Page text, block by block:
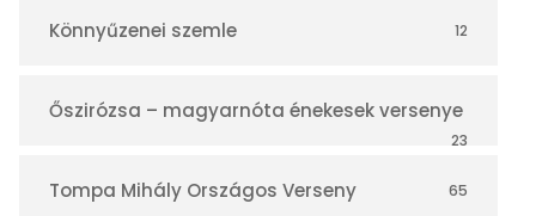
Könnyűzenei szemle 12
Őszirózsa – magyarnóta énekesek versenye
23
Tompa Mihály Országos Verseny 65